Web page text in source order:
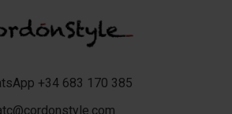
+34 683 170 385